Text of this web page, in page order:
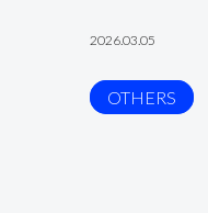
2026.03.05
OTHERS